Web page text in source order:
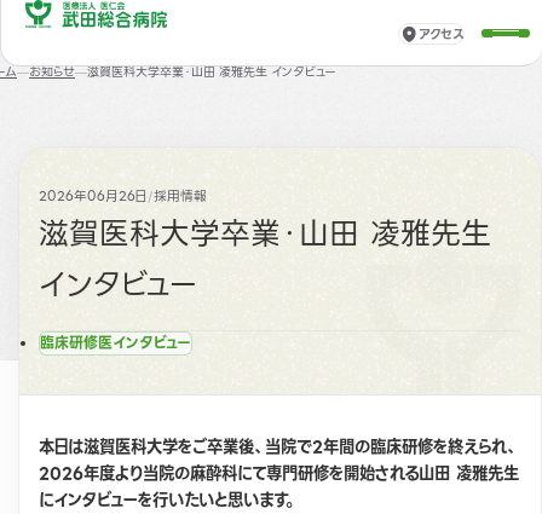
アクセス
ム お知らせ 滋賀医科大学卒業・山田 凌雅先生 インタビュー
2026年06月26日/採用情報
滋賀医科大学卒業・山田 凌雅先生
インタビュー
臨床研修医インタビュー
本日は滋賀医科大学をご卒業後、当院で2年間の臨床研修を終えられ、
2026年度より当院の麻酔科にて専門研修を開始される山田 凌雅先生
にインタビューを行いたいと思います。